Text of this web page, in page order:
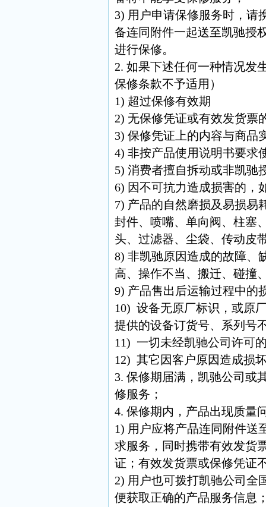
3) 用户申请保修服务时，请
备连同附件一起送至凯驰授
进行保修。
2. 如果下述任何一种情况发
保修条款不予适用）
1) 超过保修有效期
2) 无保修凭证或有效发货票
3) 保修凭证上的内容与商品
4) 非按产品使用说明书要求
5) 消费者擅自拆动或非凯驰
6) 因不可抗力造成损害的，
7) 产品的自然磨损及易损易
封件、喷嘴、单向阀、柱塞
头、过滤器、尘袋、传动皮
8) 非凯驰原因造成的故障、
高、操作不当、搬迁、碰撞
9) 产品售出后运输过程中的
10) 设备无原厂标识，或原
提供的设备订货号、系列号
11) 一切未经凯驰公司许可
12) 其它因客户原因造成损
3. 保修期届满，凯驰公司或
修服务；
4. 保修期内，产品出现质量
1) 用户应将产品连同附件送
求服务，同时携带有效发货
证；有效发货票或保修凭证
2) 用户也可拨打凯驰公司全
便获取正确的产品服务信息